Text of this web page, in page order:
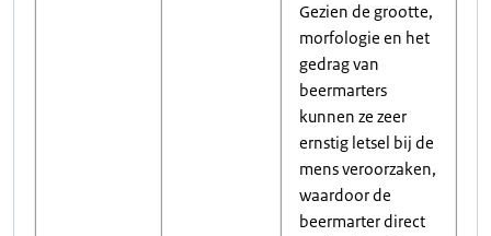
Gezien de grootte,
morfologie en het
gedrag van
beermarters
kunnen ze zeer
ernstig letsel bij de
mens veroorzaken,
waardoor de
beermarter direct